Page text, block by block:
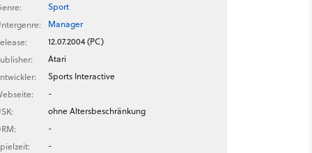
Sport
Manager
12.07.2004 (PC)
Atari
Sports Interactive
-
ohne Altersbeschränkung
-
-